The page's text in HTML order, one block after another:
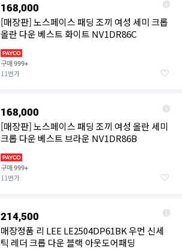
168,000
[매장판] 노스페이스 패딩 조끼 여성 세미 크롭
올란 다운 베스트 화이트 NV1DR86C
구매999+
11번가
168,000
[매장판] 노스페이스 패딩 조끼 여성 올란 세미
크롭 다운 베스트 브라운 NV1DR86B
구매999+
11번가
214,500
매장정품 리 LEE LE2504DP61BK 우먼 신세
틱 레더 크롭 다운 블랙 아웃도어패딩